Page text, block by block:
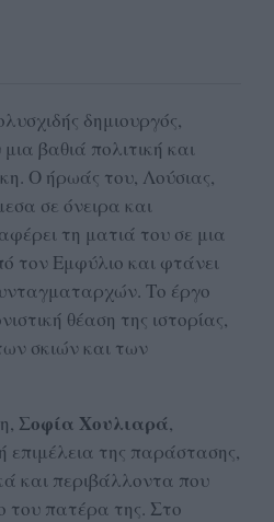
δημιουργός,
βαθιά πολιτική και
Ο ήρωάς του, Λούσιας,
σε όνειρα και
τη ματιά του σε μια
τον Εμφύλιο και φτάνει
Το έργο
θέαση της ιστορίας,
σκιών και των
Σοφία Χουλιαρά,
επιμέλεια της παράστασης,
και περιβάλλοντα που
του πατέρα της. Στο